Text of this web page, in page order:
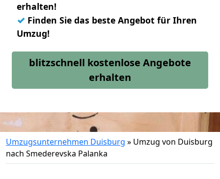
erhalten!
✓ Finden Sie das beste Angebot für Ihren
Umzug!
blitzschnell kostenlose Angebote
erhalten
Umzugsunternehmen Duisburg » Umzug von Duisburg
nach Smederevska Palanka